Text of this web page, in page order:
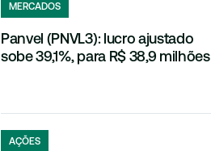
MERCADOS
Panvel (PNVL3): lucro ajustado
sobe 39,1%, para R$ 38,9 milhões
AÇÕES